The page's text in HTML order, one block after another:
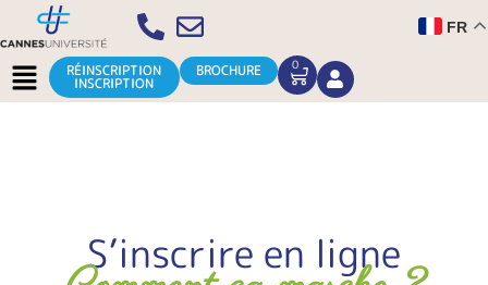
Aller
au
contenu
FR
Menu RÉINSCRIPTION
INSCRIPTION
BROCHURE 0
CART
S’inscrire en ligne